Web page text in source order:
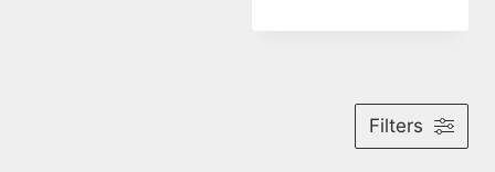
Filters